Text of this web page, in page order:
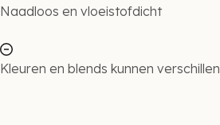
Naadloos en vloeistofdicht
Kleuren en blends kunnen verschillen